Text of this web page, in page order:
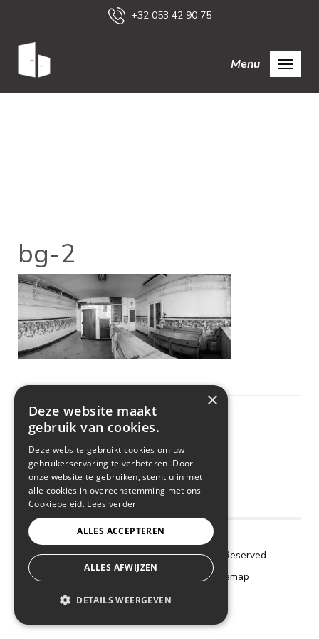
+32 053 42 90 75
Menu
bg-2
Copyright © 2018 De Frigo. All Rights Reserved.
– Privacy Policy–Sitemap
webdesign by conversal
×
Deze website maakt
gebruik van cookies.
Deze website gebruikt cookies om uw
gebruikerservaring te verbeteren. Door
onze website te gebruiken, stemt u in met
alle cookies in overeenstemming met ons
Cookiebeleid. Lees verder
ALLES ACCEPTEREN
ALLES AFWIJZEN
DETAILS WEERGEVEN
STRIKT NOODZAKELIJK